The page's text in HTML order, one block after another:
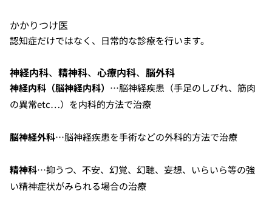
かかりつけ医
認知症だけではなく、日常的な診療を行います。
神経内科、 精神科、 心療内科、 脳外科
神経内科（脳神経内科） …脳神経疾患（手足のしびれ、筋肉
の異常etc…）を内科的方法で治療
脳神経外科…脳神経疾患を手術などの外科的方法で治療
精神科…抑うつ、不安、幻覚、幻聴、妄想、いらいら等の強
い精神症状がみられる場合の治療